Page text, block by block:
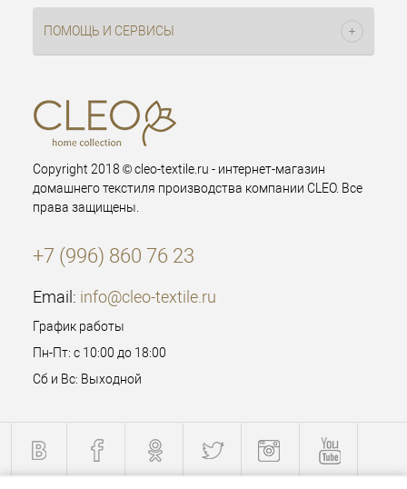
ПОМОЩЬ И СЕРВИСЫ
Copyright 2018 © cleo-textile.ru - интернет-магазин
домашнего текстиля производства компании CLEO. Все
права защищены.
+7 (996) 860 76 23
Email: info@cleo-textile.ru
График работы
Пн-Пт: с 10:00 до 18:00
Сб и Вс: Выходной